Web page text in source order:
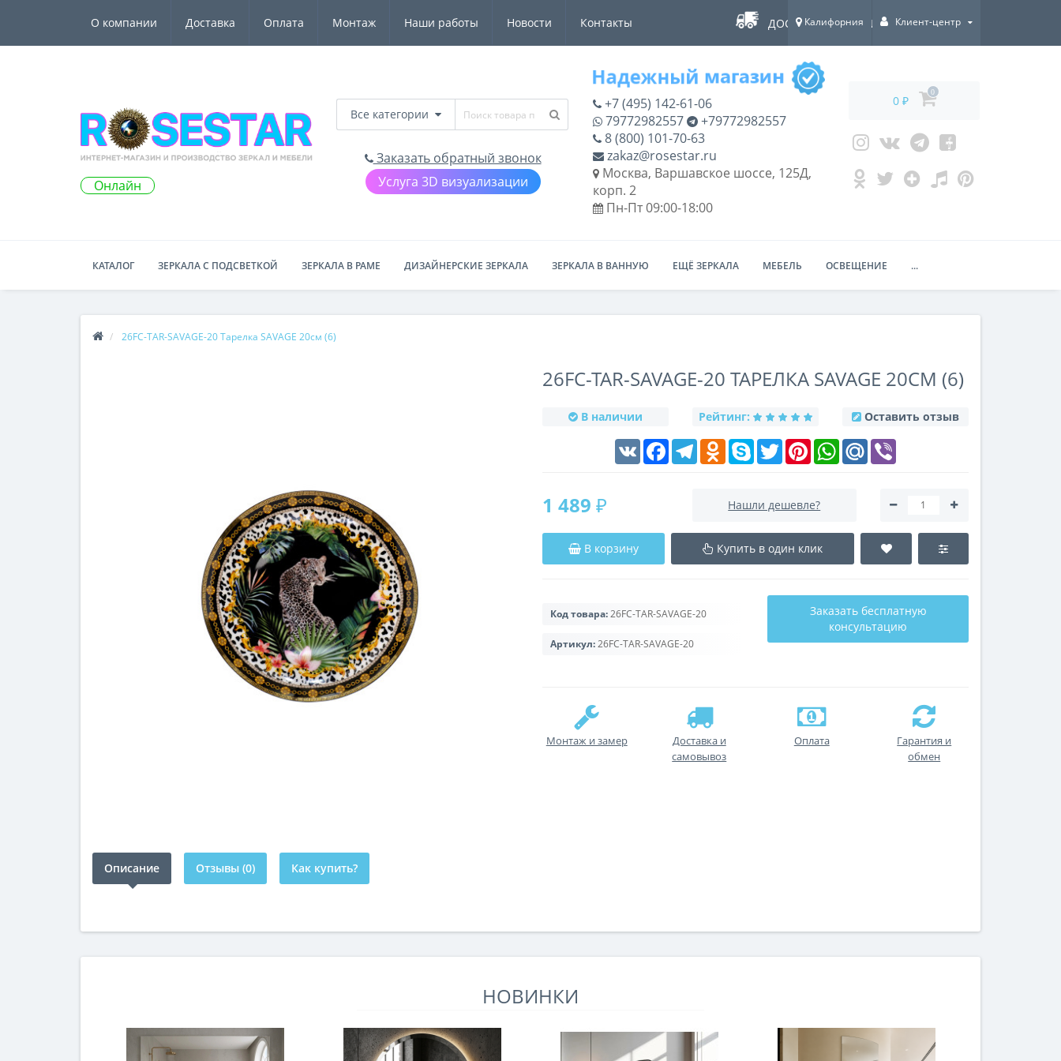
О компании Доставка Оплата Монтаж Наши работы Новости Контакты ДОСТАВКА ПО ВСЕЙ РОССИИ!
Калифорния Клиент-центр
Онлайн
Все категории
Заказать обратный звонок
Услуга 3D визуализации
+7 (495) 142-61-06
79772982557
+79772982557
8 (800) 101-70-63
zakaz@rosestar.ru
Москва, Варшавское шоссе, 125Д,
корп. 2
Пн-Пт 09:00-18:00
0 ₽
0
КАТАЛОГ ЗЕРКАЛА С ПОДСВЕТКОЙ ЗЕРКАЛА В РАМЕ ДИЗАЙНЕРСКИЕ ЗЕРКАЛА ЗЕРКАЛА В ВАННУЮ ЕЩЁ ЗЕРКАЛА МЕБЕЛЬ ОСВЕЩЕНИЕ ...
26FC-TAR-SAVAGE-20 Тарелка SAVAGE 20см (6)
26FC-TAR-SAVAGE-20 ТАРЕЛКА SAVAGE 20СМ (6)
В наличии Рейтинг: Оставить отзыв
VK FacebookTelegramOdnoklassniki
Skype Twitter PinterestWhatsAppMail.Ru
1 489 ₽ Нашли дешевле?
В корзину Купить в один клик
Код товара:26FC-TAR-SAVAGE-20
Артикул:26FC-TAR-SAVAGE-20
Заказать бесплатную
консультацию
Монтаж и замер
Доставка и
самовывоз
Оплата
Гарантия и
обмен
Описание Отзывы (0) Как купить?
НОВИНКИ